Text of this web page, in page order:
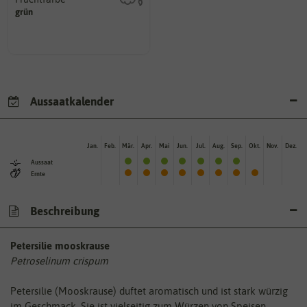
grün
sie nach dem Reifungsprozess
hat.
Aussaatkalender
Aussaat
Ernte
Jan. Feb. Mär. Apr. Mai Jun. Jul. Aug. Sep. Okt. Nov. Dez.
Beschreibung
Petersilie mooskrause
Petroselinum crispum
Petersilie (Mooskrause) duftet aromatisch und ist stark würzig